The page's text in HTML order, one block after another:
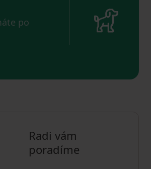
po
Radi vám
poradíme